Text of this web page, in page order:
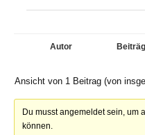
Autor
Ansicht von 1 Beitrag (von
Du musst angemeldet sein, um
können.